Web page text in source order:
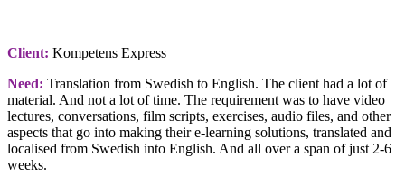
Client: Kompetens Express
Need: Translation from Swedish to English. The client had a lot of
material. And not a lot of time. The requirement was to have video
lectures, conversations, film scripts, exercises, audio files, and other
aspects that go into making their e-learning solutions, translated and
localised from Swedish into English. And all over a span of just 2-6
weeks.